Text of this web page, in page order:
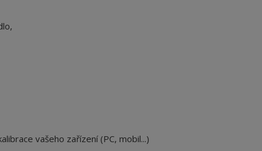
vašeho zařízení (PC, mobil...)